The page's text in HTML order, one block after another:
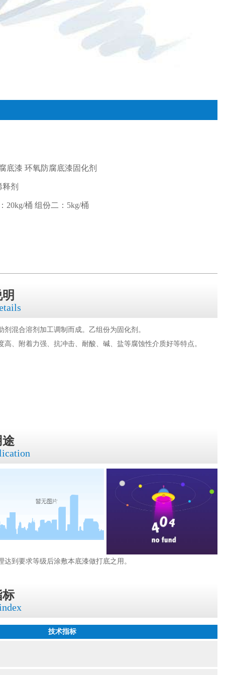
底漆 环氧防腐底漆固化剂
剂
20kg/桶 组份二：5kg/桶
混合溶剂加工调制而成。乙组份为固化剂。
、附着力强、抗冲击、耐酸、碱、盐等腐蚀性介质好等特点。
途
到要求等级后涂敷本底漆做打底之用。
标
技术指标